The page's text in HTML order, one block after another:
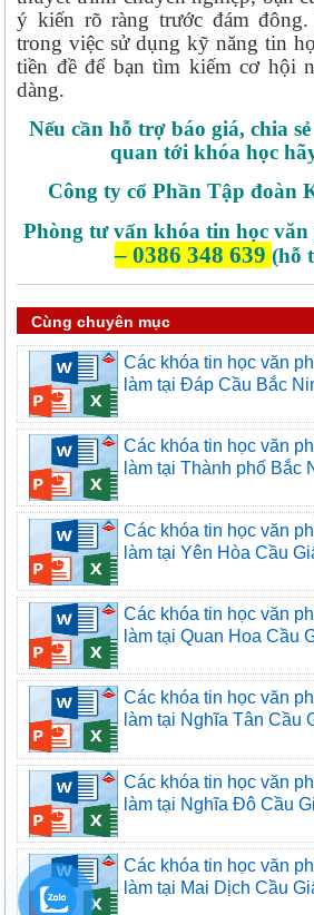
ý kiến rõ ràng trước đám
trong việc sử dụng kỹ năng tin
tiền đề để bạn tìm kiếm cơ hội
dàng.
Nếu cần hỗ trợ báo giá, chia
quan tới khóa học
Công ty cổ Phần Tập đoàn
Phòng tư vấn khóa tin học văn
– 0386 348 639 (hỗ
Cùng chuyên mục
Các khóa tin học văn
làm tại Đáp Cầu Bắc
Các khóa tin học văn
làm tại Thành phố Bắc
Các khóa tin học văn
làm tại Yên Hòa Cầu
Các khóa tin học văn
làm tại Quan Hoa Cầu
Các khóa tin học văn
làm tại Nghĩa Tân Cầu
Các khóa tin học văn
làm tại Nghĩa Đô Cầu
Các khóa tin học văn
làm tại Mai Dịch Cầu